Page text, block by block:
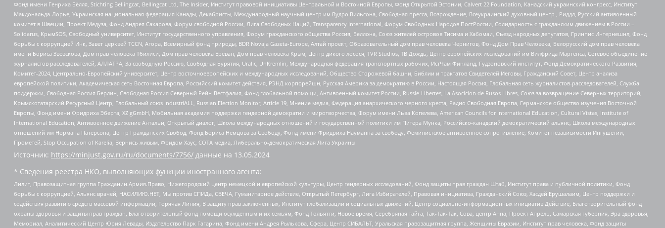
Фонд имени Генриха Бёлля, Stichting Bellingcat, Bellingcat Ltd, The Insider, Институт правовой инициативы Центральной и Восточной Европы, Фонд Открытой Эстонии, Calvert 22 Foundation, Канадский украинский конгресс, Институт
Макдональда-Лорье, Украинская национальная федерация Канады, Декабристы, Международный научный центр им Вудро Вильсона, Свободная пресса, Возрождение, Всеукраинский духовный центр , Риддл, Русский антивоенный
комитет в Швеции, Проект Медуза, Фонд Андрея Сахарова, Форум свободной России, Лига Свободных Наций, Transparеncy International, Форум Свободных Народов ПостРоссии, Солидарность с гражданским движением в России –
Solidarus, КрымSOS, Свободный университет, Институт государственного управления, Форум гражданского общества Россия, Беллона, Союз жителей островов Тисима и Хабомаи, Съезд народных депутатов, Гринпис Интернешнл, Фонд
борьбы с коррупцией Инк, Завет церквей TCCN, Агора, Всемирный фонд природы, BDR Novaja Gazeta-Europe, Алтай проект, Образовательный дом прав человека Чернигов, Фонд Дом Прав Человека, Белорусский дом прав человека
имени Бориса Звозскова, Дом прав человека Тбилиси, Дом прав человека Ереван, Дом прав человека Крым, Центр дикого лосося, TVR Studios, ТВ Дождь, Центр европейских исследований им Вилфрида Мартенса, Сетевое объединение
журналистов расследователей, АЛЛАТРА, За свободную Россию, Свободная Бурятия, Uralic, UnKremlin, Международная федерация транспортных рабочих, ИстЧам Финланд, Гудзоновский институт, Фонд Демократического Развития,
Комитет-2024, Центрально-Европейский университет, Центр восточноевропейских и международных исследований, Общество Сторожевой башни, Библии и трактатов Свидетелей Иеговы, Гражданский Совет, Центр анализа
европейской политики, Академическая сеть Восточная Европа, Российский комитет действия, РЭНД корпорейшн, Русская Америка за демократию в России, Настоящая Россия, Глобальная сеть журналистов-расследователей, Служба
поддержки, Свободная Россия Берлин, Свободная Россия Северный Рейн-Вестфалия, Фонд глобальной помощи, Антивоенный комитет России, Russie-Libertes, La Asocicion de Rusos Libres, Союз за возвращение Северных территорий,
Крымскотатарский Ресурсный Центр, Глобальный союз IndustriALL, Russian Election Monitor, Article 19, Мнение медиа, Федерация анархического черного креста, Радио Свободная Европа, Германское общество изучения Восточной
Европы, Фонд имени Фридриха Эберта, XZ gGmbH, Мобильная академия поддержки гендерной демократии и миротворчества, Форум имени Льва Копелева, American Councils for International Education, Cultural Vistas, Institute of
International Education, Антивоенное движение Антальи, Открытый диалог, Школа международных отношений и государственной политики им Питера Мунка, Российско-канадский демократический альянс, Школа международных
отношений им Нормана Патерсона, Центр Гражданских Свобод, Фонд Бориса Немцова за Свободу, Фонд имени Фридриха Науманна за свободу, Феминистское антивоенное сопротивление, Комитет независимости Ингушетии,
Прометей, Stop Occupation of Karelia, Вернись живым, Фридом Хаус, СОТА медиа, Либерально-демократическая Лига Украины
Источник: https://minjust.gov.ru/ru/documents/7756/ данные на 13.05.2024
* Сведения реестра НКО, выполняющих функции иностранного агента:
Лилит, Правозащитная группа Гражданин.Армия.Право, Нижегородский центр немецкой и европейской культуры, Центр гендерных исследований, Фонд защиты прав граждан Штаб, Институт права и публичной политики, Фонд
борьбы с коррупцией, Альянс врачей, НАСИЛИЮ.НЕТ, Мы против СПИДа, СВЕЧА, Гуманитарное действие, Открытый Петербург, Лига Избирателей, Правовая инициатива, Гражданский Союз, Хасдей Ерушалаим, Центр поддержки и
содействия развитию средств массовой информации, Горячая Линия, В защиту прав заключенных, Институт глобализации и социальных движений, Центр социально-информационных инициатив Действие, Благотворительный фонд
охраны здоровья и защиты прав граждан, Благотворительный фонд помощи осужденным и их семьям, Фонд Тольятти, Новое время, Серебряная тайга, Так-Так-Так, Сова, центр Анна, Проект Апрель, Самарская губерния, Эра здоровья,
Мемориал, Аналитический Центр Юрия Левады, Издательство Парк Гагарина, Фонд имени Андрея Рылькова, Сфера, Центр СИБАЛЬТ, Уральская правозащитная группа, Женщины Евразии, Институт прав человека, Фонд защиты